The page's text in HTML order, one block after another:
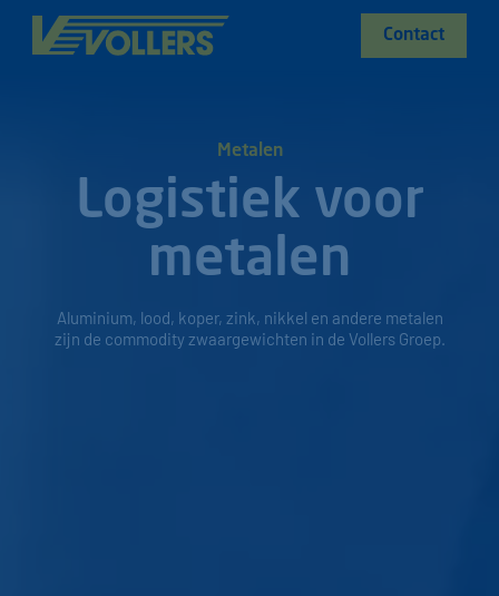
Contact
Metalen
Logistiek voor
metalen
Aluminium, lood, koper, zink, nikkel en andere metalen
zijn de commodity zwaargewichten in de Vollers Groep.